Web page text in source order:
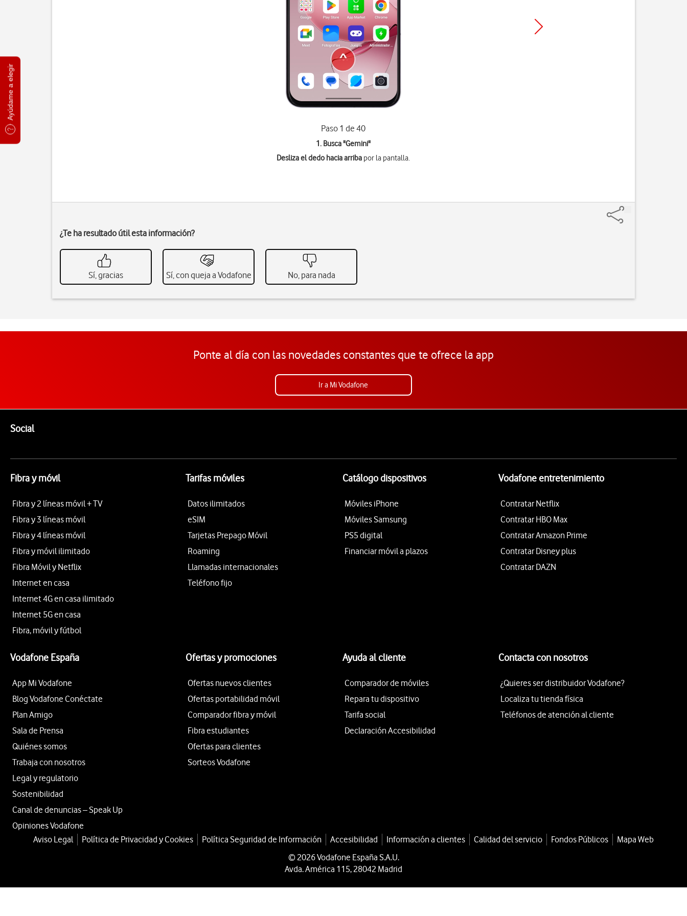
Ayúdame a elegir
Paso 1 de 40
1. Busca "Gemini"
Desliza el dedo hacia arriba por la pantalla.
¿Te ha resultado útil esta información?
Sí, gracias Sí, con queja a Vodafone No, para nada
Ponte al día con las novedades constantes que te ofrece la app
Ir a Mi Vodafone
SocialEnlaces a las redes sociales de Vodafone
Fibra y móvil
Fibra y 2 líneas móvil + TV
Fibra y 3 líneas móvil
Fibra y 4 líneas móvil
Fibra y móvil ilimitado
Fibra Móvil y Netflix
Internet en casa
Internet 4G en casa ilimitado
Internet 5G en casa
Fibra, móvil y fútbol
Tarifas móviles
Datos ilimitados
eSIM
Tarjetas Prepago Móvil
Roaming
Llamadas internacionales
Teléfono fijo
Catálogo dispositivos
Móviles iPhone
Móviles Samsung
PS5 digital
Financiar móvil a plazos
Vodafone entretenimiento
Contratar Netflix
Contratar HBO Max
Contratar Amazon Prime
Contratar Disney plus
Contratar DAZN
Vodafone España
App Mi Vodafone
Blog Vodafone Conéctate
Plan Amigo
Sala de Prensa
Quiénes somos
Trabaja con nosotros
Legal y regulatorio
Sostenibilidad
Canal de denuncias – Speak Up
Opiniones Vodafone
Ofertas y promociones
Ofertas nuevos clientes
Ofertas portabilidad móvil
Comparador fibra y móvil
Fibra estudiantes
Ofertas para clientes
Sorteos Vodafone
Ayuda al cliente
Comparador de móviles
Repara tu dispositivo
Tarifa social
Declaración Accesibilidad
Contacta con nosotros
¿Quieres ser distribuidor Vodafone?
Localiza tu tienda física
Teléfonos de atención al cliente
Aviso Legal Política de Privacidad y Cookies Política Seguridad de Información Accesibilidad Información a clientes Calidad del servicio Fondos Públicos
Mapa Web
© 2026 Vodafone España S.A.U.
Avda. América 115, 28042 Madrid